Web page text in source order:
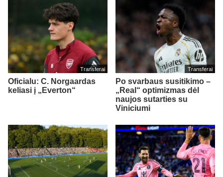
Transferai
Oficialu: C. Norgaardas
keliasi į „Everton“
Transferai
Po svarbaus susitikimo –
„Real“ optimizmas dėl
naujos sutarties su
Viniciumi